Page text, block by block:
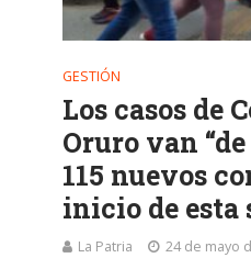
GESTIÓN
Los casos de
Oruro van
115 nuevos
inicio de esta
La Patria 24 de mayo